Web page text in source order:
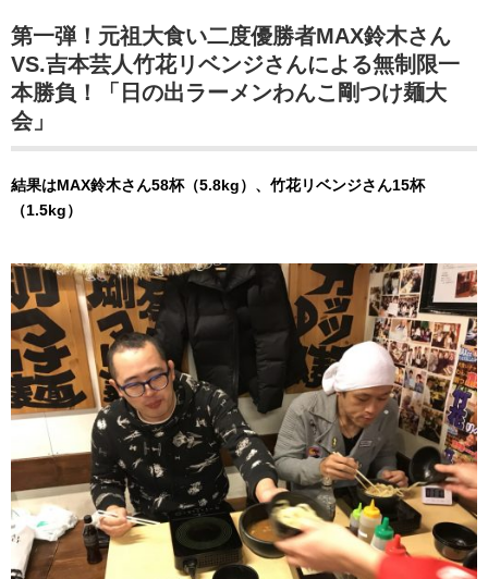
第一弾！元祖大食い二度優勝者MAX鈴木さん
VS.吉本芸人竹花リベンジさんによる無制限一
本勝負！「日の出ラーメンわんこ剛つけ麺大
会」
結果はMAX鈴木さん58杯（5.8kg）、竹花リベンジさん15杯
（1.5kg）